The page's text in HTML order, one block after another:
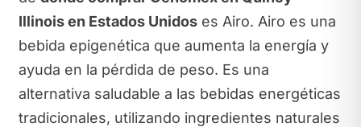
Illinois en Estados Unidoses Airo. Airo es una
bebida epigenética que aumenta la energía y
ayuda en la pérdida de peso. Es una
alternativa saludable a las bebidas energéticas
tradicionales, utilizando ingredientes naturales